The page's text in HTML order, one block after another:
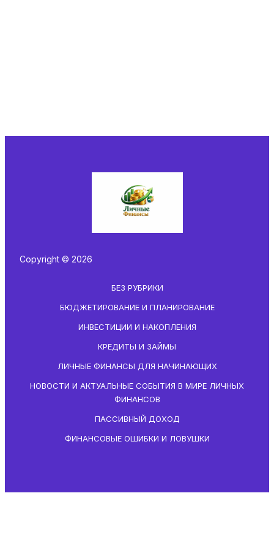
Copyright © 2026
БЕЗ РУБРИКИ
БЮДЖЕТИРОВАНИЕ И ПЛАНИРОВАНИЕ
ИНВЕСТИЦИИ И НАКОПЛЕНИЯ
КРЕДИТЫ И ЗАЙМЫ
ЛИЧНЫЕ ФИНАНСЫ ДЛЯ НАЧИНАЮЩИХ
НОВОСТИ И АКТУАЛЬНЫЕ СОБЫТИЯ В МИРЕ ЛИЧНЫХ
ФИНАНСОВ
ПАССИВНЫЙ ДОХОД
ФИНАНСОВЫЕ ОШИБКИ И ЛОВУШКИ